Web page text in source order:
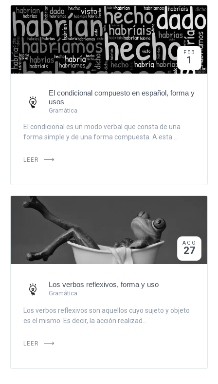
FEB
1
El condicional compuesto en español, forma y
usos
Gramática
El condicional es un modo verbal que consta de una
forma simple y de una forma compuesta. A esta ...
LEER
AGO
27
Los verbos reflexivos, forma y uso
Gramática
Los verbos reflexivos son aquellos cuyo sujeto y objeto
es el mismo. Es decir, la acción realizad...
LEER